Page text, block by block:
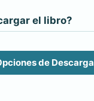
el libro?
de Descarga